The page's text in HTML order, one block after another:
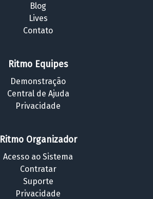
Blog
Lives
Contato
Ritmo Equipes
Demonstração
Central de Ajuda
Privacidade
Ritmo Organizador
Acesso ao Sistema
Contratar
Suporte
Privacidade